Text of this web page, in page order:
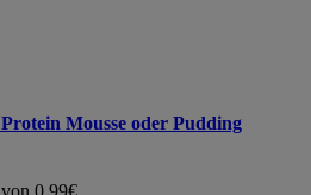
Mousse oder Pudding
0.99€